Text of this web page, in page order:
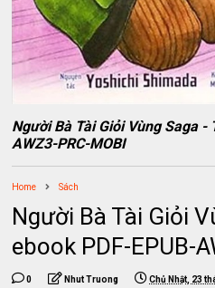
Người Bà Tài Giỏi Vùng Saga -
AWZ3-PRC-MOBI
Home Sách
Người Bà Tài Giỏi
ebook PDF-EPUB-
0 Nhut Truong Chủ Nhật, 23